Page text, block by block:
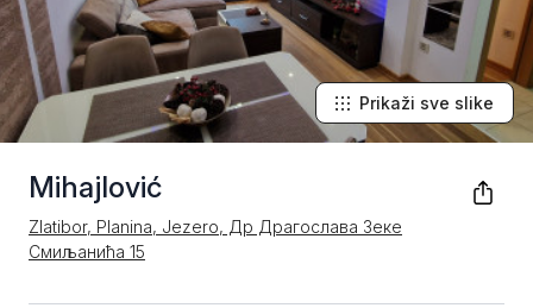
Mihajlović
Zlatibor, Planina, Jezero, Др Драгослава Зеке
Смиљанића 15
Prikaži sve slike